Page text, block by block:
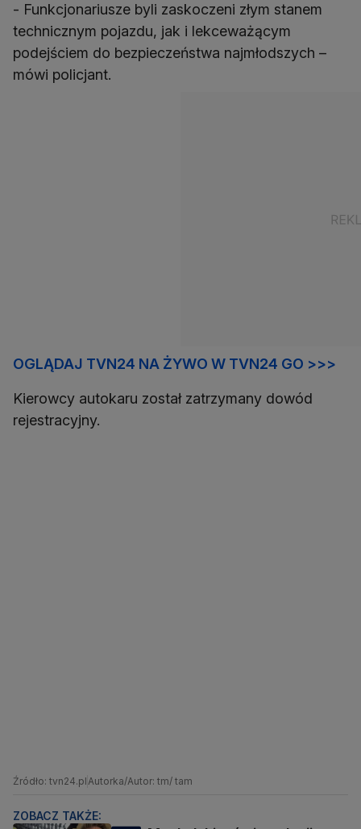
- Funkcjonariusze byli zaskoczeni złym stanem
technicznym pojazdu, jak i lekceważącym
podejściem do bezpieczeństwa najmłodszych –
mówi policjant.
OGLĄDAJ TVN24 NA ŻYWO W TVN24 GO >>>
Kierowcy autokaru został zatrzymany dowód
rejestracyjny.
Źródło: tvn24.plAutorka/Autor: tm/ tam
ZOBACZ TAKŻE: